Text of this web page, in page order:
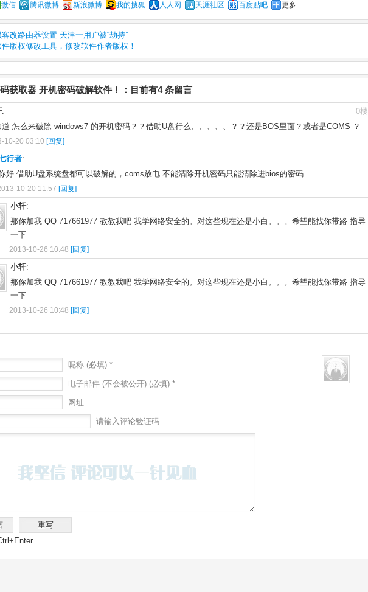
微信 腾讯微博 新浪微博 我的搜狐 人人网 天涯社区 百度贴吧 更多
客改路由器设置 天津一用户被“劫持”
件版权修改工具，修改软件作者版权！
获取器 开机密码破解软件！：目前有4 条留言
0楼
:
道 怎么来破除 windows7 的开机密码？？借助U盘行么、、、、、？？还是BOS里面？或者是COMS ？
10-20 03:10 [回复]
行者:
好 借助U盘系统盘都可以破解的，coms放电 不能清除开机密码只能清除进bios的密码
10-20 11:57 [回复]
小轩:
那你加我 QQ 717661977 教教我吧 我学网络安全的。对这些现在还是小白。。。希望能找你带路 指导
一下
2013-10-26 10:48 [回复]
小轩:
那你加我 QQ 717661977 教教我吧 我学网络安全的。对这些现在还是小白。。。希望能找你带路 指导
一下
2013-10-26 10:48 [回复]
昵称 (必填) *
电子邮件 (不会被公开) (必填) *
网址
请输入评论验证码